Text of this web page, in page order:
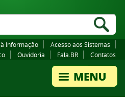
Canais
Informação
Acesso aos Sistemas
Ouvidoria Fala.BR Contatos